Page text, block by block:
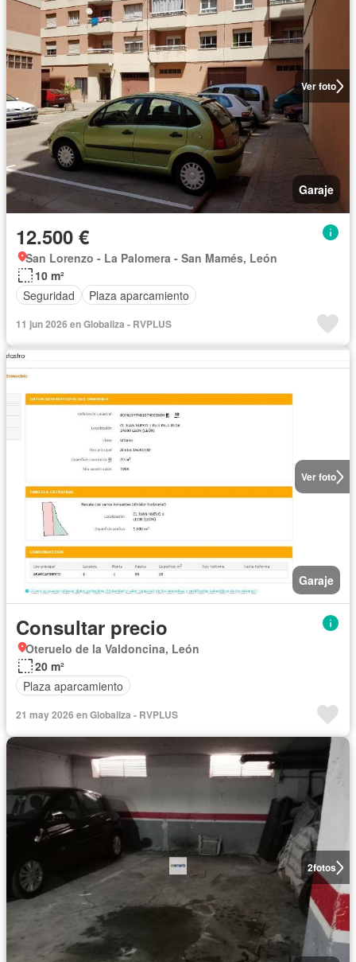
Ver foto
Garaje
12.500 €
San Lorenzo - La Palomera - San Mamés, León
10 m²
Seguridad
Plaza aparcamiento
11 jun 2026 en Globaliza - RVPLUS
Ver foto
Garaje
Consultar precio
Oteruelo de la Valdoncina, León
20 m²
Plaza aparcamiento
21 may 2026 en Globaliza - RVPLUS
2fotos